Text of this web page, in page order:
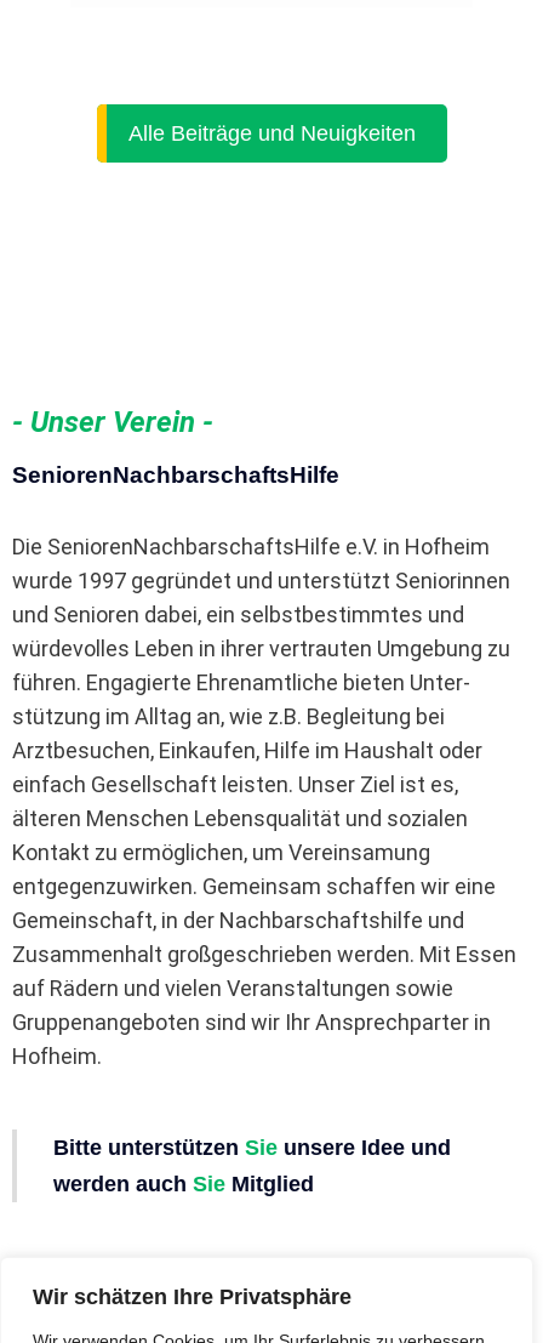
Wir schätzen Ihre Privatsphäre
Alle Beiträge und Neuigkeiten
- Unser Verein -
SeniorenNachbarschaftsHilfe
Die SeniorenNachbarschaftsHilfe e.V. in Hofheim
wurde 1997 gegründet und unterstützt Seniorinnen
und Senioren dabei, ein selbstbestimmtes und
würdevolles Leben in ihrer vertrauten Umgebung zu
führen. Engagierte Ehrenamtliche bieten Unter-
stützung im Alltag an, wie z.B. Begleitung bei
Arztbesuchen, Einkaufen, Hilfe im Haushalt oder
einfach Gesellschaft leisten. Unser Ziel ist es,
älteren Menschen Lebensqualität und sozialen
Kontakt zu ermöglichen, um Vereinsamung
entgegenzuwirken. Gemeinsam schaffen wir eine
Gemeinschaft, in der Nachbarschaftshilfe und
Zusammenhalt großgeschrieben werden. Mit Essen
auf Rädern und vielen Veranstaltungen sowie
Gruppenangeboten sind wir Ihr Ansprechparter in
Hofheim.
Bitte unterstützen Sie unsere Idee und
werden auch Sie Mitglied
Mehr dazu